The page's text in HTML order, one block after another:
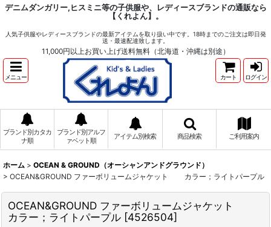
デニムダンガリー,ヒスミニ等の子供服や、レディースブランドの通販なら
【くれよん】。
人気子供服やレディースブランドの最新アイテムを取り扱い中です。18時までのご注文は即日発
送・最速配達致します。
11,000円以上お買い上げ送料無料（北海道・沖縄は別途）
メニュー カート ログイン
ブランド別カタカ
ナ順
ブランド別アルフ
ァベット順
アイテム別検索 商品検索 ご利用案内
ホーム > OCEAN & GROUND（オーシャンアンドグラウンド）
> OCEAN&GROUND ファーボリュームジャケット カラー；ライトパープル
OCEAN&GROUND ファーボリュームジャケット
カラー；ライトパープル [4526504]